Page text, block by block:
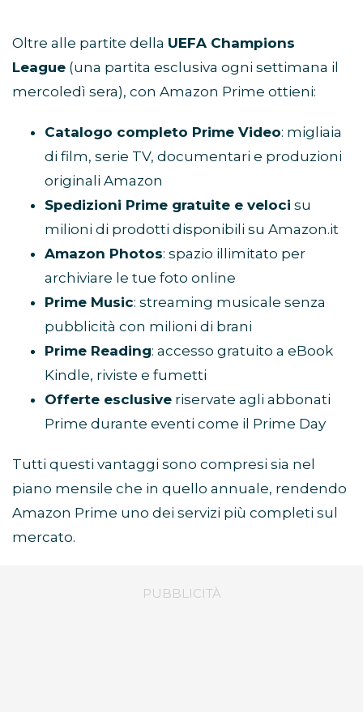
Oltre alle partite della UEFA Champions
League (una partita esclusiva ogni settimana il
mercoledì sera), con Amazon Prime ottieni:
Catalogo completo Prime Video: migliaia
di film, serie TV, documentari e produzioni
originali Amazon
Spedizioni Prime gratuite e veloci su
milioni di prodotti disponibili su Amazon.it
Amazon Photos: spazio illimitato per
archiviare le tue foto online
Prime Music: streaming musicale senza
pubblicità con milioni di brani
Prime Reading: accesso gratuito a eBook
Kindle, riviste e fumetti
Offerte esclusive riservate agli abbonati
Prime durante eventi come il Prime Day
Tutti questi vantaggi sono compresi sia nel
piano mensile che in quello annuale, rendendo
Amazon Prime uno dei servizi più completi sul
mercato.